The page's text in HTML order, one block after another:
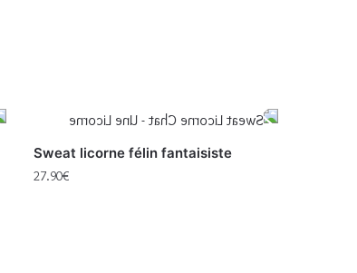
Sweat licorne félin fantaisiste
27.90€